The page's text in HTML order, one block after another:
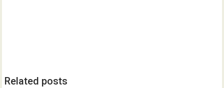
Related posts